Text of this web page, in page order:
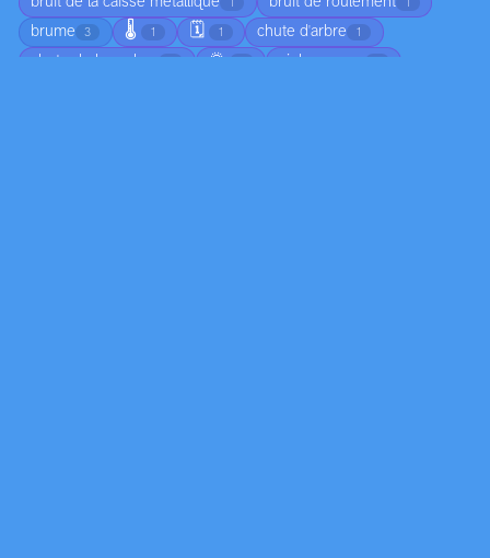
1 1
brume 3 🌡️ 1 🗓️ 1 chute d'arbre 1
chute de branches 🌅 ciel nuageux